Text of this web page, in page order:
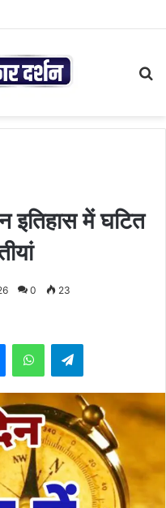
में घटित
0 23
MessengerWhatsAppTelegram